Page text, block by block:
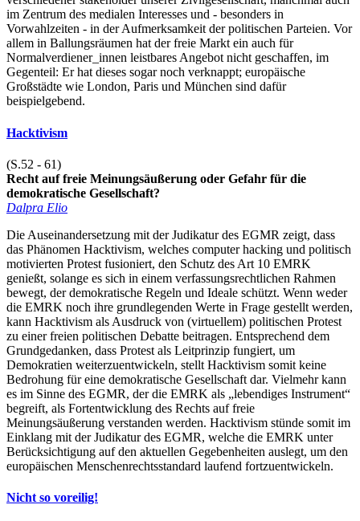
im Zentrum des medialen Interesses und - besonders in
Vorwahlzeiten - in der Aufmerksamkeit der politischen Parteien. Vor
allem in Ballungsräumen hat der freie Markt ein auch für
Normalverdiener_innen leistbares Angebot nicht geschaffen, im
Gegenteil: Er hat dieses sogar noch verknappt; europäische
Großstädte wie London, Paris und München sind dafür
beispielgebend.
Hacktivism
(S.52 - 61)
Recht auf freie Meinungsäußerung oder Gefahr für die
demokratische Gesellschaft?
Dalpra Elio
Die Auseinandersetzung mit der Judikatur des EGMR zeigt, dass
das Phänomen Hacktivism, welches computer hacking und politisch
motivierten Protest fusioniert, den Schutz des Art 10 EMRK
genießt, solange es sich in einem verfassungsrechtlichen Rahmen
bewegt, der demokratische Regeln und Ideale schützt. Wenn weder
die EMRK noch ihre grundlegenden Werte in Frage gestellt werden,
kann Hacktivism als Ausdruck von (virtuellem) politischen Protest
zu einer freien politischen Debatte beitragen. Entsprechend dem
Grundgedanken, dass Protest als Leitprinzip fungiert, um
Demokratien weiterzuentwickeln, stellt Hacktivism somit keine
Bedrohung für eine demokratische Gesellschaft dar. Vielmehr kann
es im Sinne des EGMR, der die EMRK als „lebendiges Instrument“
begreift, als Fortentwicklung des Rechts auf freie
Meinungsäußerung verstanden werden. Hacktivism stünde somit im
Einklang mit der Judikatur des EGMR, welche die EMRK unter
Berücksichtigung auf den aktuellen Gegebenheiten auslegt, um den
europäischen Menschenrechtsstandard laufend fortzuentwickeln.
Nicht so voreilig!